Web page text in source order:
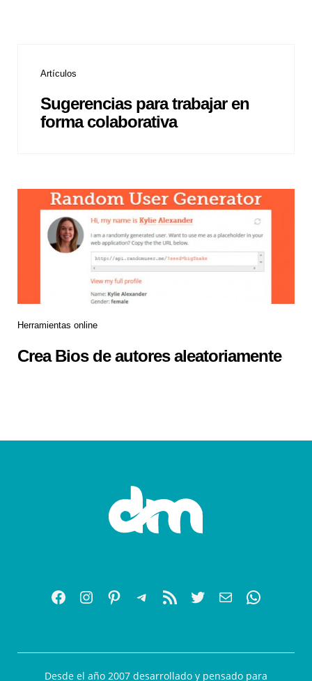
Artículos
Sugerencias para trabajar en
forma colaborativa
Herramientas online
Crea Bios de autores aleatoriamente
Desde el año 2007 desarrollado y pensado para